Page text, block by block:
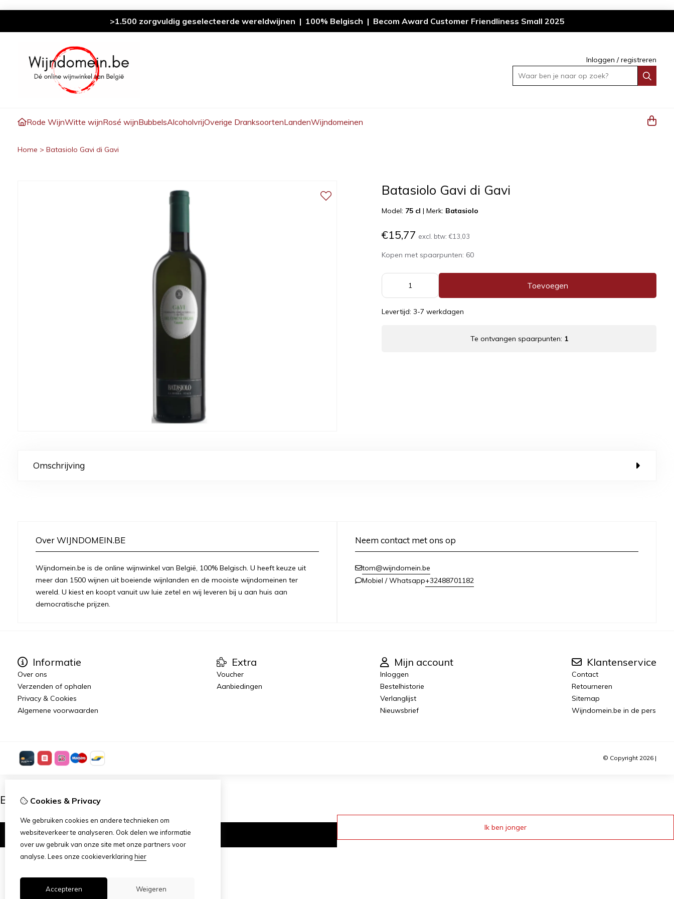
>1.500 zorgvuldig geselecteerde wereldwijnen | 100% Belgisch | Becom Award Customer Friendliness Small 2025
Inloggen /registreren
Waar ben je naar op zoek?
Rode WijnWitte wijnRosé wijnBubbelsAlcoholvrijOverige DranksoortenLandenWijndomeinen
Home > Batasiolo Gavi di Gavi
Batasiolo Gavi di Gavi
Model: 75 cl |Merk: Batasiolo
€15,77 excl. btw:€13,03
Kopen met spaarpunten: 60
Toevoegen
Levertijd: 3-7 werkdagen
Te ontvangen spaarpunten: 1
Omschrijving
Over WIJNDOMEIN.BE
Wijndomein.be is de online wijnwinkel van België, 100% Belgisch. U heeft keuze uit
meer dan 1500 wijnen uit boeiende wijnlanden en de mooiste wijndomeinen ter
wereld. U kiest en koopt vanuit uw luie zetel en wij leveren bij u aan huis aan
democratische prijzen.
Neem contact met ons op
tom@wijndomein.be
Mobiel / Whatsapp+32488701182
Informatie
Over ons
Verzenden of ophalen
Privacy & Cookies
Algemene voorwaarden
Extra
Voucher
Aanbiedingen
Mijn account
Inloggen
Bestelhistorie
Verlanglijst
Nieuwsbrief
Klantenservice
Contact
Retourneren
Sitemap
Wijndomein.be in de pers
© Copyright 2026 |
Cookies & Privacy
We gebruiken cookies en andere technieken om
websiteverkeer te analyseren. Ook delen we informatie
over uw gebruik van onze site met onze partners voor
analyse. Lees onze cookieverklaring hier
Accepteren Weigeren
Ben je 18 of ouder?
Ik ben 18+
Ik ben jonger